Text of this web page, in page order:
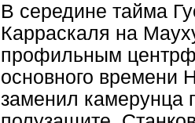
В середине тайма
Карраскаля на
профильным
основного времени
заменил камерунца